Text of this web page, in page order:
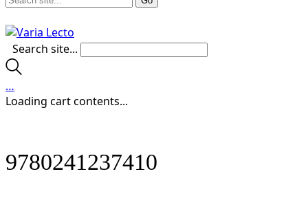
Search site...
…
Loading cart contents...
9780241237410